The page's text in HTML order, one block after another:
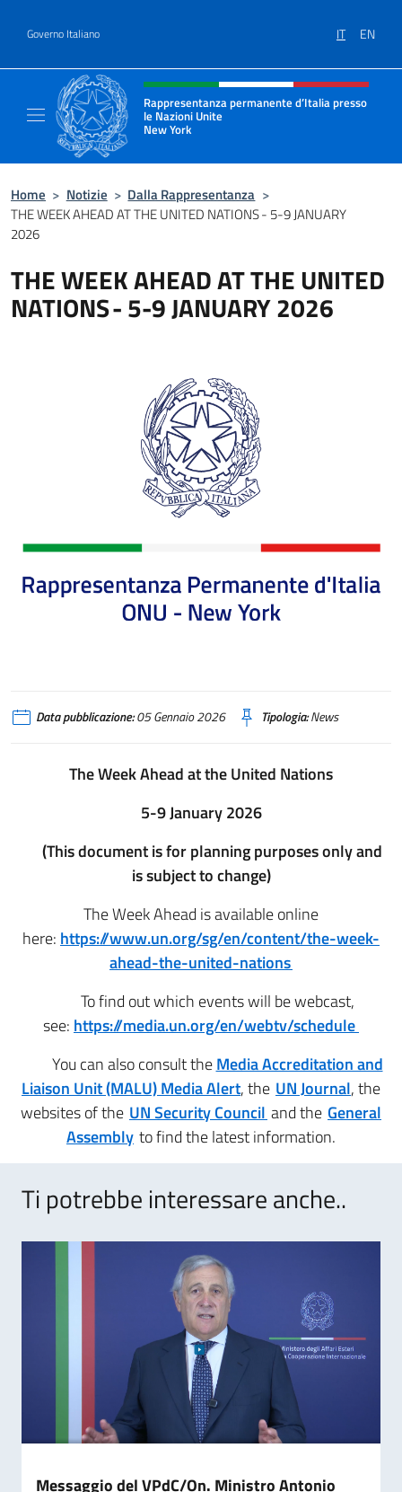
Governo Italiano IT EN
Intestazione sito, social e menù
Rappresentanza permanente d’Italia presso
le Nazioni Unite
New York
Il sito ufficiale della Rappresentanza
Home > Notizie > Dalla Rappresentanza >
THE WEEK AHEAD AT THE UNITED NATIONS - 5-9 JANUARY
2026
THE WEEK AHEAD AT THE UNITED
NATIONS - 5-9 JANUARY 2026
Data pubblicazione:05 Gennaio 2026 Tipologia:News
The Week Ahead at the United Nations
5-9 January 2026
(This document is for planning purposes only and
is subject to change)
The Week Ahead is available online
here: https://www.un.org/sg/en/content/the-week-
ahead-the-united-nations
To find out which events will be webcast,
see: https://media.un.org/en/webtv/schedule
You can also consult theMedia Accreditation and
Liaison Unit (MALU) Media Alert, the UN Journal, the
websites of the UN Security Council and the General
Assembly to find the latest information.
Ti potrebbe interessare anche..
Messaggio del VPdC/On. Ministro Antonio